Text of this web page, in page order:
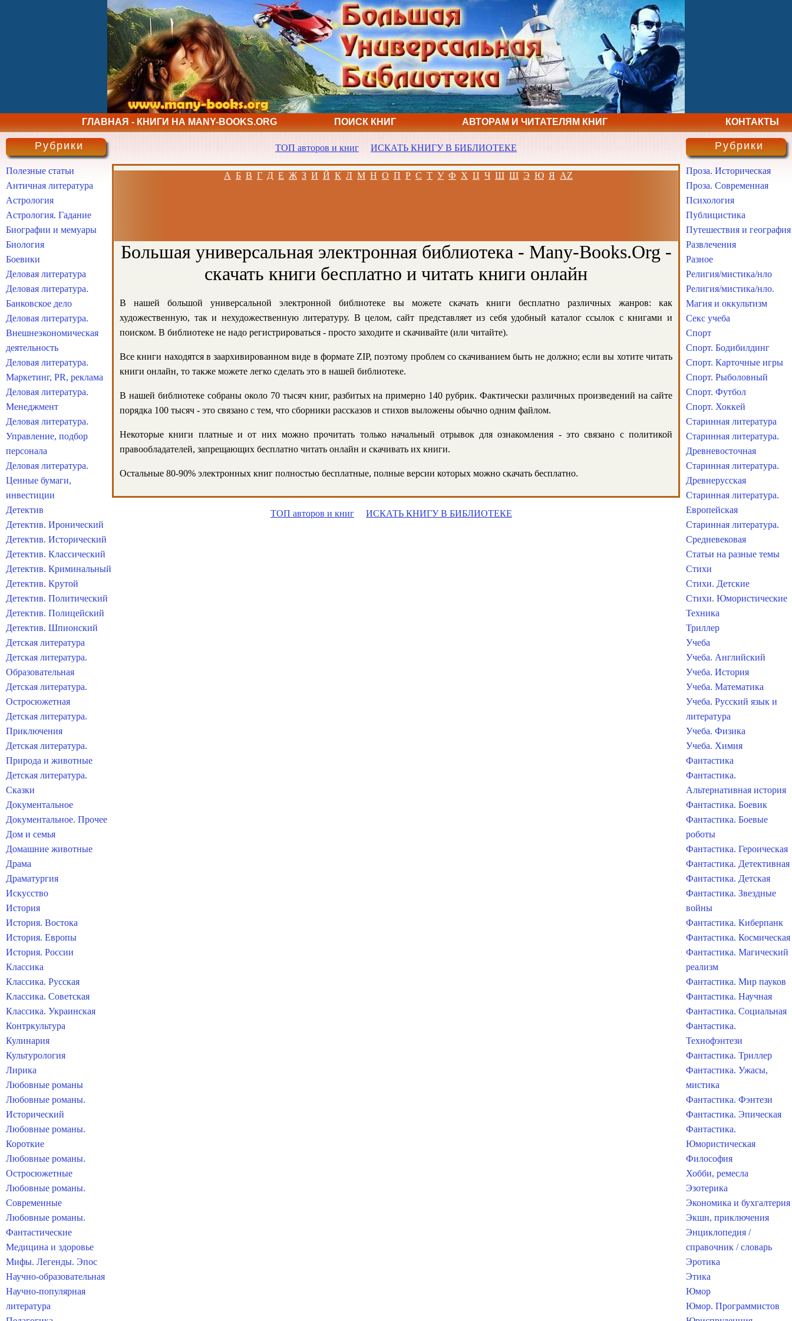
ГЛАВНАЯ - КНИГИ НА MANY-BOOKS.ORG ПОИСК КНИГ АВТОРАМ И ЧИТАТЕЛЯМ КНИГ КОНТАКТЫ
ТОП авторов и книг ИСКАТЬ КНИГУ В БИБЛИОТЕКЕ
А Б В Г Д Е Ж З И Й К Л М Н О П Р С Т У Ф Х Ц Ч Ш Щ Э Ю Я AZ
Большая универсальная электронная библиотека - Many-Books.Org -
скачать книги бесплатно и читать книги онлайн
В нашей большой универсальной электронной библиотеке вы можете скачать книги бесплатно различных жанров: как
художественную, так и нехудожественную литературу. В целом, сайт представляет из себя удобный каталог ссылок с книгами и
поиском. В библиотеке не надо регистрироваться - просто заходите и скачивайте (или читайте).
Все книги находятся в заархивированном виде в формате ZIP, поэтому проблем со скачиванием быть не должно; если вы хотите читать
книги онлайн, то также можете легко сделать это в нашей библиотеке.
В нашей библиотеке собраны около 70 тысяч книг, разбитых на примерно 140 рубрик. Фактически различных произведений на сайте
порядка 100 тысяч - это связано с тем, что сборники рассказов и стихов выложены обычно одним файлом.
Некоторые книги платные и от них можно прочитать только начальный отрывок для ознакомления - это связано с политикой
правообладателей, запрещающих бесплатно читать онлайн и скачивать их книги.
Остальные 80-90% электронных книг полностью бесплатные, полные версии которых можно скачать бесплатно.
ТОП авторов и книг ИСКАТЬ КНИГУ В БИБЛИОТЕКЕ
Рубрики
Полезные статьи
Античная литература
Астрология
Астрология. Гадание
Биографии и мемуары
Биология
Боевики
Деловая литература
Деловая литература.
Банковское дело
Деловая литература.
Внешнеэкономическая
деятельность
Деловая литература.
Маркетинг, PR, реклама
Деловая литература.
Менеджмент
Деловая литература.
Управление, подбор
персонала
Деловая литература.
Ценные бумаги,
инвестиции
Детектив
Детектив. Иронический
Детектив. Исторический
Детектив. Классический
Детектив. Криминальный
Детектив. Крутой
Детектив. Политический
Детектив. Полицейский
Детектив. Шпионский
Детская литература
Детская литература.
Образовательная
Детская литература.
Остросюжетная
Детская литература.
Приключения
Детская литература.
Природа и животные
Детская литература.
Сказки
Документальное
Документальное. Прочее
Дом и семья
Домашние животные
Драма
Драматургия
Искусство
История
История. Востока
История. Европы
История. России
Классика
Классика. Русская
Классика. Советская
Классика. Украинская
Контркультура
Кулинария
Культурология
Лирика
Любовные романы
Любовные романы.
Исторический
Любовные романы.
Короткие
Любовные романы.
Остросюжетные
Любовные романы.
Современные
Любовные романы.
Фантастические
Медицина и здоровье
Мифы. Легенды. Эпос
Научно-образовательная
Научно-популярная
литература
Рубрики
Проза. Историческая
Проза. Современная
Психология
Публицистика
Путешествия и география
Развлечения
Разное
Религия/мистика/нло
Религия/мистика/нло.
Магия и оккультизм
Секс учеба
Спорт
Спорт. Бодибилдинг
Спорт. Карточные игры
Спорт. Рыболовный
Спорт. Футбол
Спорт. Хоккей
Старинная литература
Старинная литература.
Древневосточная
Старинная литература.
Древнерусская
Старинная литература.
Европейская
Старинная литература.
Средневековая
Статьи на разные темы
Стихи
Стихи. Детские
Стихи. Юмористические
Техника
Триллер
Учеба
Учеба. Английский
Учеба. История
Учеба. Математика
Учеба. Русский язык и
литература
Учеба. Физика
Учеба. Химия
Фантастика
Фантастика.
Альтернативная история
Фантастика. Боевик
Фантастика. Боевые
роботы
Фантастика. Героическая
Фантастика. Детективная
Фантастика. Детская
Фантастика. Звездные
войны
Фантастика. Киберпанк
Фантастика. Космическая
Фантастика. Магический
реализм
Фантастика. Мир пауков
Фантастика. Научная
Фантастика. Социальная
Фантастика.
Технофэнтези
Фантастика. Триллер
Фантастика. Ужасы,
мистика
Фантастика. Фэнтези
Фантастика. Эпическая
Фантастика.
Юмористическая
Философия
Хобби, ремесла
Эзотерика
Экономика и бухгалтерия
Экшн, приключения
Энциклопедия /
справочник / словарь
Эротика
Этика
Юмор
Юмор. Программистов